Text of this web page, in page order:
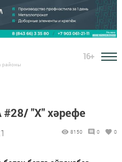
районы
16+
"Х" хәрефе
8150 0 0